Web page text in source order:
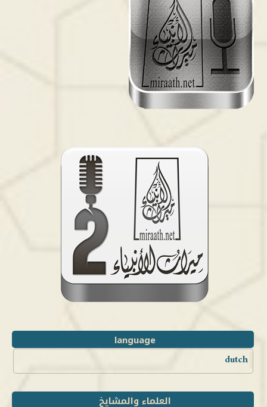
language
dutch
العلماء والمشايخ